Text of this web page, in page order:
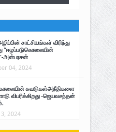
சாட்சியங்கள் விரிந்து
“ஈழப்படுகொலையின்
அன்பரசன்
04, 2024
சுவடுகள்அநீதிகளை
விபரிக்கிறது -ஜெயவசந்தன்
2024